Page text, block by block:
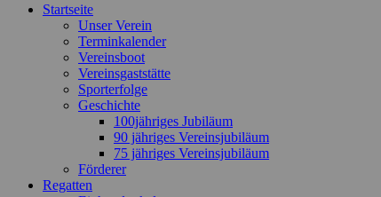
Startseite
Unser Verein
Terminkalender
Vereinsboot
Vereinsgaststätte
Sporterfolge
Geschichte
100jähriges Jubiläum
90 jähriges Vereinsjubiläum
75 jähriges Vereinsjubiläum
Förderer
Regatten